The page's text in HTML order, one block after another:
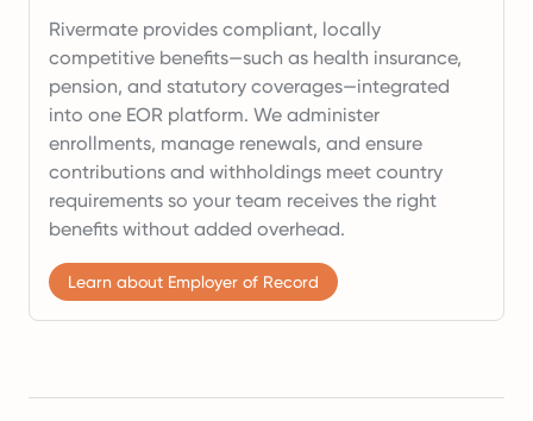
Rivermate provides compliant, locally
competitive benefits—such as health insurance,
pension, and statutory coverages—integrated
into one EOR platform. We administer
enrollments, manage renewals, and ensure
contributions and withholdings meet country
requirements so your team receives the right
benefits without added overhead.
Learn about Employer of Record